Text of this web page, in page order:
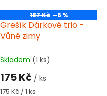
187 Kč –6 %
Grešík Dárkové trio -
Vůně zimy
Skladem (1 ks)
175 Kč / ks
Měrná
175 Kč / 1 ks